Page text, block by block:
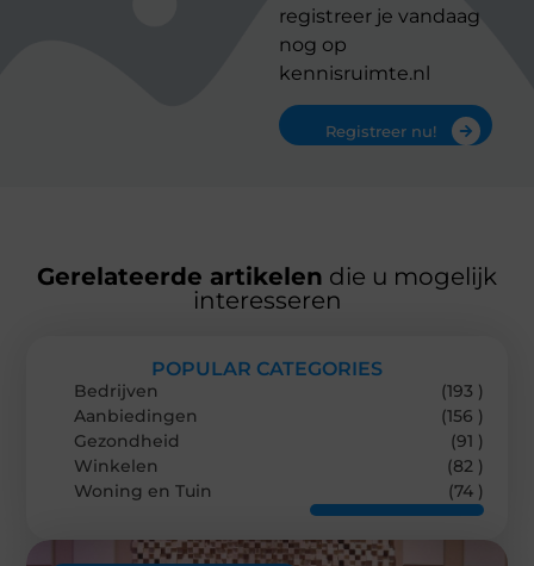
registreer je vandaag
nog op
kennisruimte.nl
Registreer nu!
Gerelateerde artikelen die u mogelijk
interesseren
POPULAR CATEGORIES
Bedrijven
(193 )
Aanbiedingen
(156 )
Gezondheid
(91 )
Winkelen
(82 )
Woning en Tuin
(74 )